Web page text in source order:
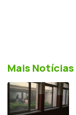
Mais Notícias